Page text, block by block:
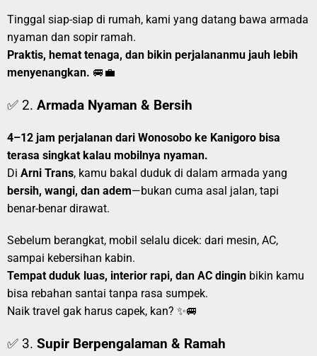
Tinggal siap-siap di rumah, kami yang datang bawa armada
nyaman dan sopir ramah.
Praktis, hemat tenaga, dan bikin perjalananmu jauh lebih
menyenangkan. 🚐💼
✅ 2. Armada Nyaman & Bersih
4–12 jam perjalanan dari Wonosobo ke Kanigoro bisa
terasa singkat kalau mobilnya nyaman.
Di Arni Trans, kamu bakal duduk di dalam armada yang
bersih, wangi, dan adem—bukan cuma asal jalan, tapi
benar-benar dirawat.
Sebelum berangkat, mobil selalu dicek: dari mesin, AC,
sampai kebersihan kabin.
Tempat duduk luas, interior rapi, dan AC dingin bikin kamu
bisa rebahan santai tanpa rasa sumpek.
Naik travel gak harus capek, kan? ✨🚐
✅ 3. Supir Berpengalaman & Ramah